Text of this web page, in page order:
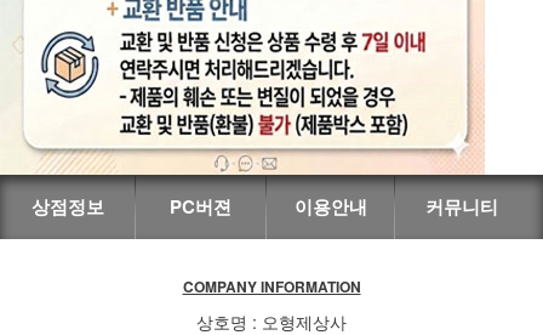
상점정보 PC버젼 이용안내 커뮤니티
COMPANY INFORMATION
상호명 : 오형제상사